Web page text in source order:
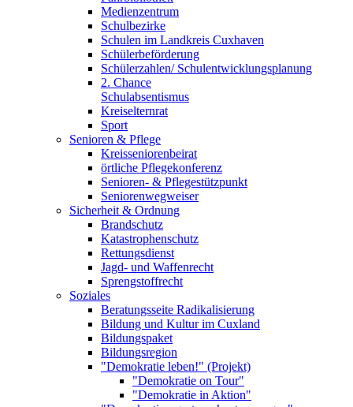
Medienzentrum
Schulbezirke
Schulen im Landkreis Cuxhaven
Schülerbeförderung
Schülerzahlen/ Schulentwicklungsplanung
2. Chance
Schulabsentismus
Kreiselternrat
Sport
Senioren & Pflege
Kreisseniorenbeirat
örtliche Pflegekonferenz
Senioren- & Pflegestützpunkt
Seniorenwegweiser
Sicherheit & Ordnung
Brandschutz
Katastrophenschutz
Rettungsdienst
Jagd- und Waffenrecht
Sprengstoffrecht
Soziales
Beratungsseite Radikalisierung
Bildung und Kultur im Cuxland
Bildungspaket
Bildungsregion
"Demokratie leben!" (Projekt)
"Demokratie on Tour"
"Demokratie in Aktion"